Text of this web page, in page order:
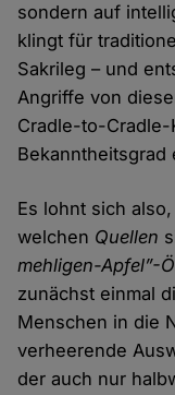
sondern auf
klingt für
Sakrileg – und
Angriffe von
Cradle-to-
Bekanntheitsgrad
Es lohnt sich
welchen Quellen
mehligen-Apfel”-
zunächst einmal
Menschen in die
verheerende
der auch nur